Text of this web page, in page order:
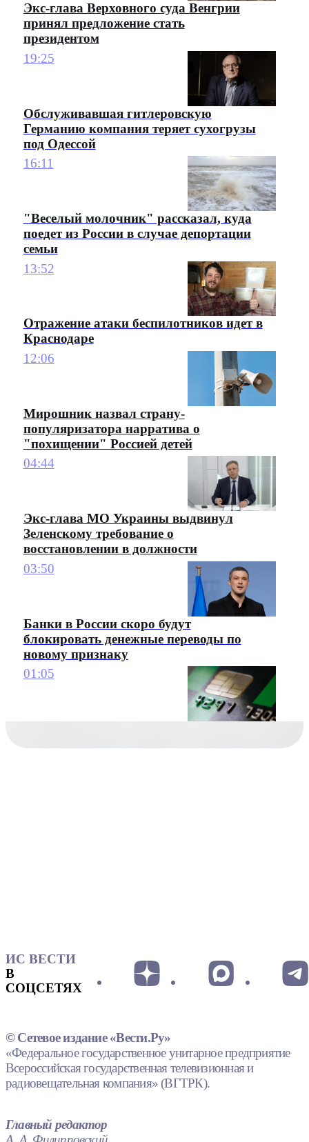
Экс-глава Верховного суда Венгрии
принял предложение стать
президентом
19:25
Обслуживавшая гитлеровскую
Германию компания теряет сухогрузы
под Одессой
16:11
"Веселый молочник" рассказал, куда
поедет из России в случае депортации
семьи
13:52
Отражение атаки беспилотников идет в
Краснодаре
12:06
Мирошник назвал страну-
популяризатора нарратива о
"похищении" Россией детей
04:44
Экс-глава МО Украины выдвинул
Зеленскому требование о
восстановлении в должности
03:50
Банки в России скоро будут
блокировать денежные переводы по
новому признаку
01:05
ИС ВЕСТИ
В
СОЦСЕТЯХ
© Сетевое издание «Вести.Ру»
«Федеральное государственное унитарное предприятие
Всероссийская государственная телевизионная и
радиовещательная компания» (ВГТРК).
Главный редактор